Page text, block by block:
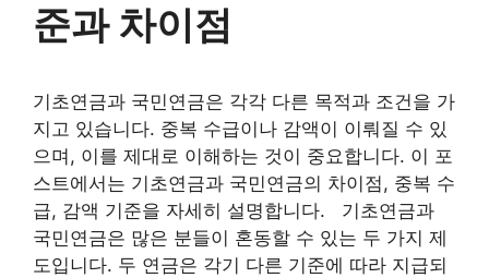
준과 차이점
기초연금과 국민연금은 각각 다른 목적과 조건을 가
지고 있습니다. 중복 수급이나 감액이 이뤄질 수 있
으며, 이를 제대로 이해하는 것이 중요합니다. 이 포
스트에서는 기초연금과 국민연금의 차이점, 중복 수
급, 감액 기준을 자세히 설명합니다. 기초연금과
국민연금은 많은 분들이 혼동할 수 있는 두 가지 제
도입니다. 두 연금은 각기 다른 기준에 따라 지급되